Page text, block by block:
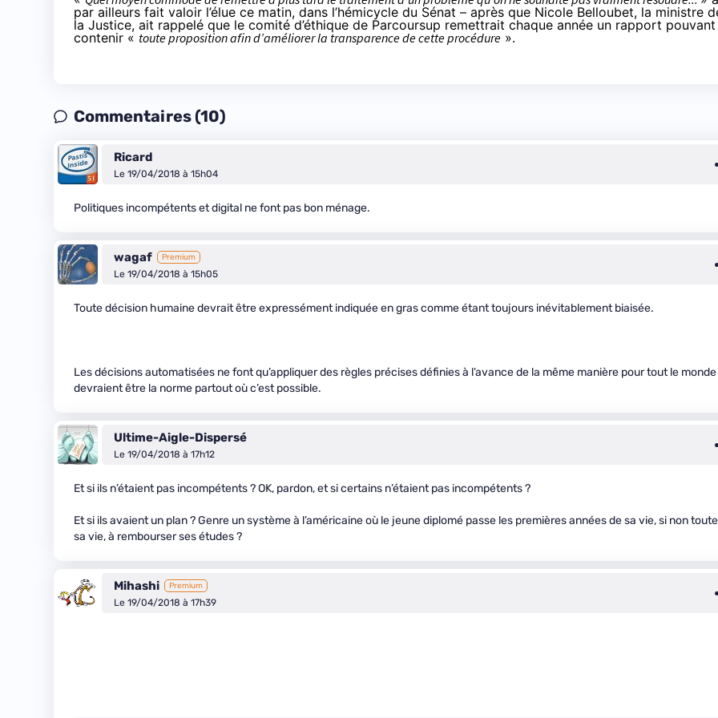
par ailleurs fait valoir l’élue ce matin, dans l’hémicycle du Sénat – après que Nicole Belloubet, la ministre
la Justice, ait rappelé que le comité d’éthique de Parcoursup remettrait chaque année un rapport pouvant
contenir « toute proposition afin d’améliorer la transparence de cette procédure ».
Commentaires (10)
Ricard
Le 19/04/2018 à 15h04
Politiques incompétents et digital ne font pas bon ménage.
wagaf Premium
Le 19/04/2018 à 15h05
Toute décision humaine devrait être expressément indiquée en gras comme étant toujours inévitablement biaisée.
Les décisions automatisées ne font qu’appliquer des règles précises définies à l’avance de la même manière pour tout le
devraient être la norme partout où c’est possible.
Ultime-Aigle-Dispersé
Le 19/04/2018 à 17h12
Et si ils n’étaient pas incompétents ? OK, pardon, et si certains n’étaient pas incompétents ?
Et si ils avaient un plan ? Genre un système à l’américaine où le jeune diplomé passe les premières années de sa vie, si non toute
sa vie, à rembourser ses études ?
Mihashi Premium
Le 19/04/2018 à 17h39